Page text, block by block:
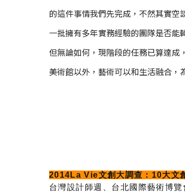
的這件事情我們先完成，不然其實
一批擁有多年實務經驗的團隊是否能
但無論如何，現階段的任務已算達成
美術館以外，藝術可以和生活融合，
2014La Vie文創大調查：10大文
台灣設計師週、台北國際藝術博